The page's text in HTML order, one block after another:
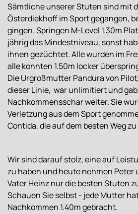
Sämtliche unserer Stuten sind mit
Österdiekhoff im Sport gegangen,
gingen. Springen M-Level 1.30m
jährig das Mindestniveau, sonst
ihnen gezüchtet. Alle wurden im
alle konnten 1.50m locker
Die Urgroßmutter Pandura von
dieser Linie, war unlimitiert und
Nachkommensschar weiter. Sie
Verletzung aus dem Sport
Contida, die auf dem besten Weg zu
Wir sind darauf stolz, eine auf
zu haben und heute nehmen Peter
Vater Heinz nur die besten Stuten
Schauen Sie selbst - jede Mutter
Nachkommen 1.40m gebracht.